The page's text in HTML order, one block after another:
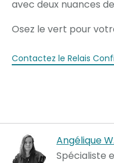
avec deux nuances
Osez le vert pour
Contactez le Relais
Angélique W.
Spécialiste